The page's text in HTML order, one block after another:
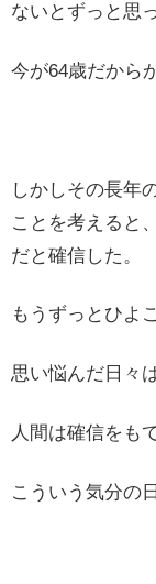
ないとずっと思
今が64歳だから
しかしその長年
ことを考えると
だと確信した。
もうずっとひよ
思い悩んだ日々
人間は確信をも
こういう気分の